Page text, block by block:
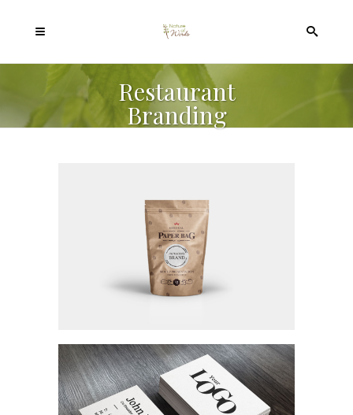
Restaurant
Branding